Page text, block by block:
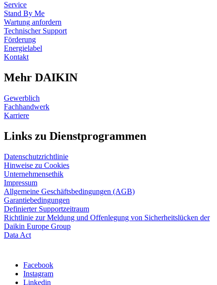
Service
Stand By Me
Wartung anfordern
Technischer Support
Förderung
Energielabel
Kontakt
Mehr DAIKIN
Gewerblich
Fachhandwerk
Karriere
Links zu Dienstprogrammen
Datenschutzrichtlinie
Hinweise zu Cookies
Unternehmensethik
Impressum
Allgemeine Geschäftsbedingungen (AGB)
Garantiebedingungen
Definierter Supportzeitraum
Richtlinie zur Meldung und Offenlegung von Sicherheitslücken der
Daikin Europe Group
Data Act
Facebook
Instagram
Linkedin